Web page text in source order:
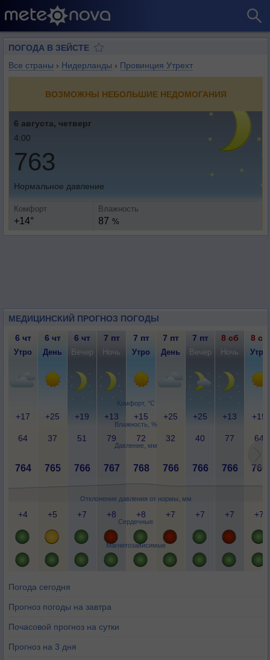
ПОГОДА В ЗЕЙСТЕ
Все страны › Нидерланды › Провинция Утрехт
ВОЗМОЖНЫ НЕБОЛЬШИЕ НЕДОМОГАНИЯ
6 августа, четверг
4:00
763
Нормальное давление
Комфорт
+14°
Влажность
87 %
МЕДИЦИНСКИЙ ПРОГНОЗ ПОГОДЫ
Комфорт, °C
Влажность, %
Давление, мм
Отклонение давления от нормы, мм
Сердечные
Магнитозависимые
6 чт 6 чт 6 чт 7 пт 7 пт 7 пт 7 пт 8 сб 8 сб
Утро День Вечер Ночь Утро День Вечер Ночь Утро
+17 +25 +19 +13 +15 +25 +25 +13 +15
64 37 51 79 72 32 40 77 64
764 765 766 767 768 766 766 766 766
+4 +5 +7 +8 +8 +7 +7 +7 +7
Погода сегодня
Прогноз погоды на завтра
Почасовой прогноз на сутки
Прогноз на 3 дня